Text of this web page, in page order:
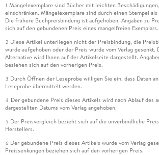
1 Mängelexemplare sind Bücher mit leichten
einschränken. Mängelexemplare sind durch einen Stempel
Die frühere Buchpreisbindung ist aufgehoben. Angaben zu
sich auf den gebundenen Preis eines mangelfreien Exemplars.
2 Diese Artikel unterliegen nicht der Preisbindung, die
wurde aufgehoben oder der Preis wurde vom Verlag
Alternative wird Ihnen auf der Artikelseite dargestellt.
beziehen sich auf den vorherigen Preis.
3 Durch Öffnen der Leseprobe willigen Sie ein, dass Daten
Leseprobe übermittelt werden.
4 Der gebundene Preis dieses Artikels wird nach Ablauf des
dargestellten Datums vom Verlag angehoben.
5 Der Preisvergleich bezieht sich auf die unverbindliche
Herstellers.
6 Der gebundene Preis dieses Artikels wurde vom Verlag
Preissenkungen beziehen sich auf den vorherigen Preis.